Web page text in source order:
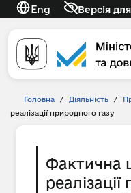
Eng Версія
Головна / Діяльність /
реалізації природного газу
Фактична